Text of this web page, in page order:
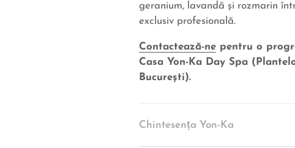
geranium, lavandă şi rozmarin
exclusiv profesională.
Contactează-ne pentru o
Casa Yon-Ka Day Spa
Bucureşti).
Chintesența Yon-Ka